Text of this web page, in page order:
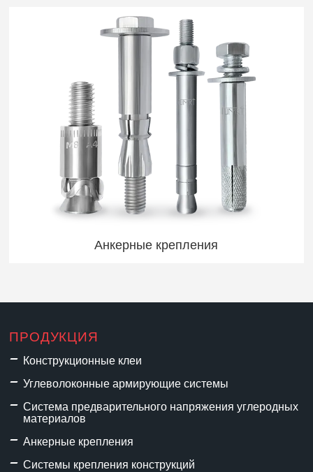
Анкерные крепления
ПРОДУКЦИЯ
Конструкционные клеи
Углеволоконные армирующие системы
Система предварительного напряжения углеродных
материалов
Анкерные крепления
Системы крепления конструкций